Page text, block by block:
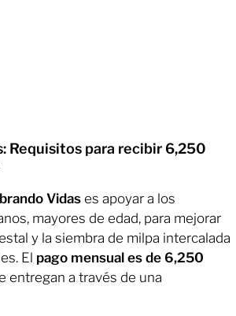
Requisitos para recibir 6,250
Vidas es apoyar a los
mayores de edad, para mejorar
y la siembra de milpa intercalada
El pago mensual es de 6,250
entregan a través de una